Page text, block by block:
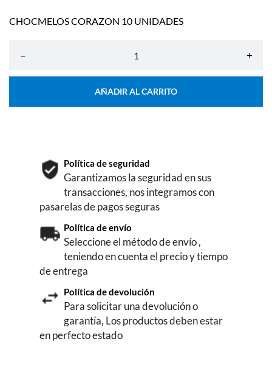
CHOCMELOS CORAZON 10 UNIDADES
– +
AÑADIR AL CARRITO
Política de seguridad
Garantizamos la seguridad en sus
transacciones, nos integramos con
pasarelas de pagos seguras
Política de envío
Seleccione el método de envío ,
teniendo en cuenta el precio y tiempo
de entrega
Política de devolución
Para solicitar una devolución o
garantía, Los productos deben estar
en perfecto estado